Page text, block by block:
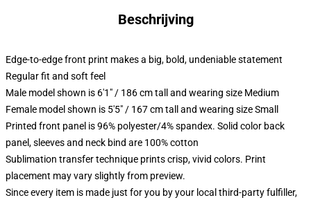
Beschrijving
Edge-to-edge front print makes a big, bold, undeniable statement
Regular fit and soft feel
Male model shown is 6'1" / 186 cm tall and wearing size Medium
Female model shown is 5'5" / 167 cm tall and wearing size Small
Printed front panel is 96% polyester/4% spandex. Solid color back
panel, sleeves and neck bind are 100% cotton
Sublimation transfer technique prints crisp, vivid colors. Print
placement may vary slightly from preview.
Since every item is made just for you by your local third-party fulfiller,